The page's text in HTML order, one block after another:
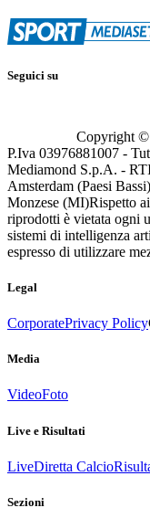
Seguici su
Copyright
P.Iva 03976881007 -
Mediamond S.p.A. -
Amsterdam (Paesi
Monzese (MI)Rispetto
riprodotti è vietata ogni
sistemi di intelligenza
espresso di utilizzare
Legal
CorporatePrivacy Policy
Media
VideoFoto
Live e Risultati
LiveDiretta Calcio
Sezioni